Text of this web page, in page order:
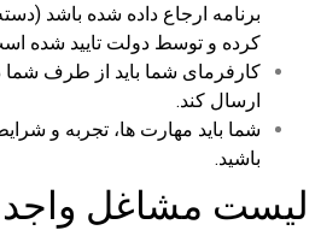
برنامه ارجاع داده شده باشد
کرده و توسط دولت تایید شده
کارفرمای شما باید از طرف شما
ارسال کند.
شما باید مهارت ها، تجربه و
باشید.
لیست مشاغل